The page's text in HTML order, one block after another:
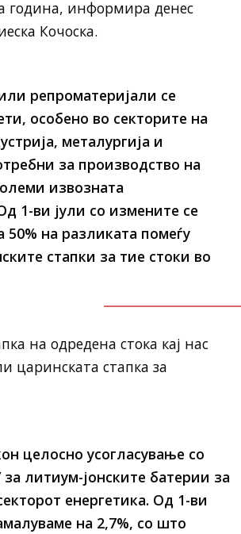
година, информира денес
Кочоска.
репроматеријали се
особено во секторите на
металургија и
за производство на
извозната
1-ви јули со измените се
на разликата помеѓу
стапки за тие стоки во
на одредена стока кај нас
царинската стапка за
целосно усогласување со
литиум-јонските батерии за
енергетика. Од 1-ви
на 2,7%, со што